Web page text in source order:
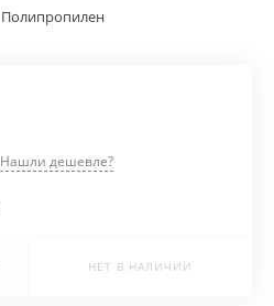
Полипропилен
Нашли дешевле?
НЕТ В НАЛИЧИИ